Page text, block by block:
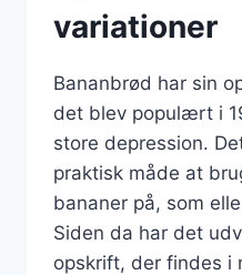
variationer
Bananbrød har sin
det blev populært i
store depression.
praktisk måde at
bananer på, som
Siden da har det
opskrift, der findes i